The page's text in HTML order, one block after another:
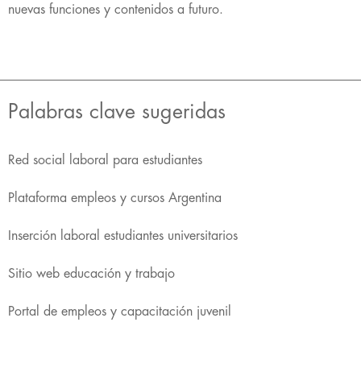
nuevas funciones y contenidos a futuro.
Palabras clave sugeridas
Red social laboral para estudiantes
Plataforma empleos y cursos Argentina
Inserción laboral estudiantes universitarios
Sitio web educación y trabajo
Portal de empleos y capacitación juvenil